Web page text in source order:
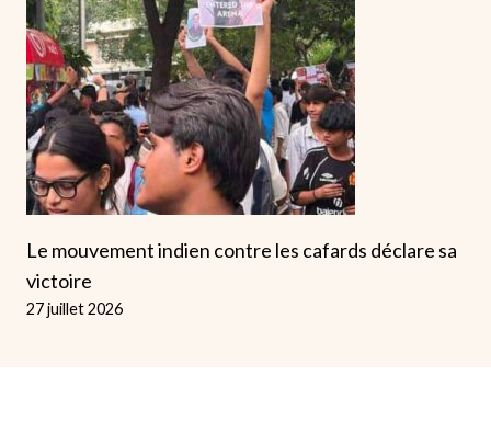
Le mouvement indien contre les cafards déclare sa
victoire
27 juillet 2026